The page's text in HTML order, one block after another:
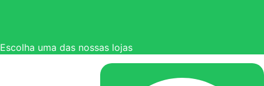
Escolha uma das nossas lojas